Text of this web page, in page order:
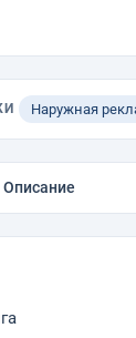
Наружная
Описание